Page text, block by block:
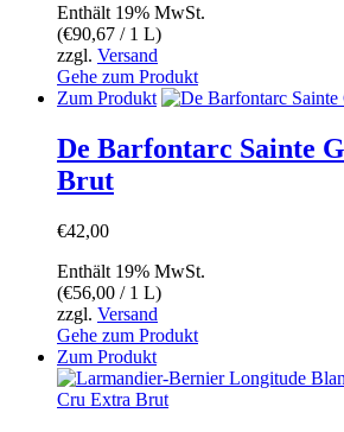
Enthält 19% MwSt.
(€90,67 / 1 L)
zzgl. Versand
Gehe zum Produkt
Zum Produkt
De Barfontarc Sainte
Brut
€42,00
Enthält 19% MwSt.
(€56,00 / 1 L)
zzgl. Versand
Gehe zum Produkt
Zum Produkt